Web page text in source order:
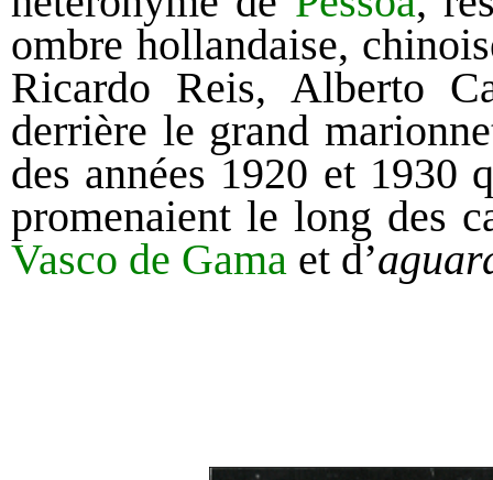
ombre hollandaise,
Ricardo Reis, Alberto
derrière le grand
des années 1920 et 1930
promenaient le long des
Vasco de Gama et d’